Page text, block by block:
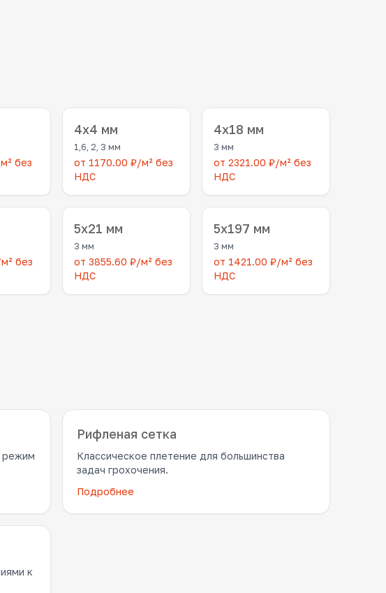
без
4x4 мм
1,6, 2, 3 мм
от 1170.00 ₽/м² без
НДС
4x18 мм
3 мм
от 2321.00 ₽/м² без
НДС
без
5x21 мм
3 мм
от 3855.60 ₽/м² без
НДС
5x197 мм
3 мм
от 1421.00 ₽/м² без
НДС
режим
Рифленая сетка
Классическое плетение для большинства
задач грохочения.
Подробнее
к